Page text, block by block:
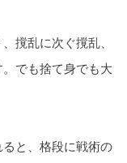
撹乱に次ぐ撹乱、
でも捨て身でも大
と、格段に戦術の